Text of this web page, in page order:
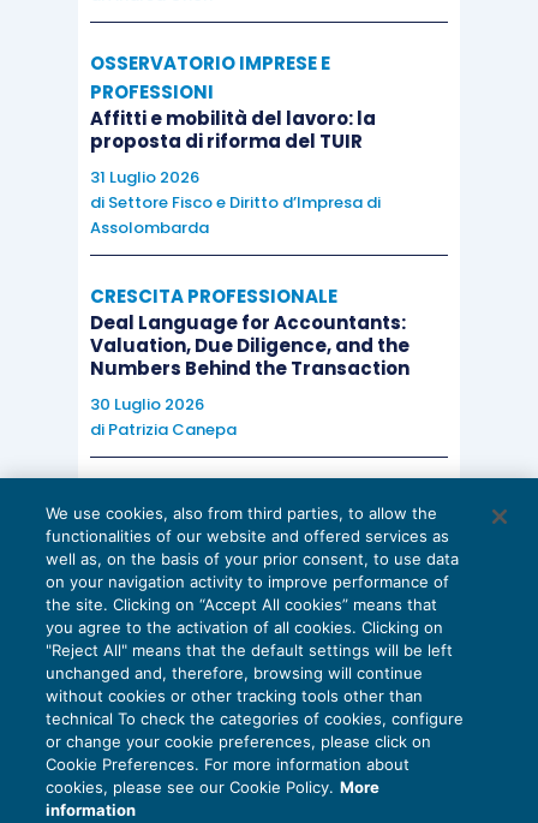
OSSERVATORIO IMPRESE E
PROFESSIONI
Affitti e mobilità del lavoro: la
proposta di riforma del TUIR
31 Luglio 2026
di Settore Fisco e Diritto d’Impresa di
Assolombarda
CRESCITA PROFESSIONALE
Deal Language for Accountants:
Valuation, Due Diligence, and the
Numbers Behind the Transaction
30 Luglio 2026
di Patrizia Canepa
EU AI Act e studi professionali: le
scadenze concrete
27 Luglio 2026
di Diego BarberieStefano Dovier
Privacy Policy
Cookie Policy
We use cookies, also from third parties, to allow the
functionalities of our website and offered services as
well as, on the basis of your prior consent, to use data
on your navigation activity to improve performance of
the site. Clicking on “Accept All cookies” means that
you agree to the activation of all cookies. Clicking on
"Reject All" means that the default settings will be left
unchanged and, therefore, browsing will continue
without cookies or other tracking tools other than
technical To check the categories of cookies, configure
or change your cookie preferences, please click on
Cookie Preferences. For more information about
cookies, please see our Cookie Policy. More
information